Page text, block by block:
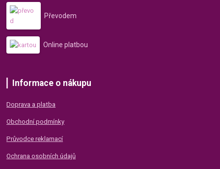
Převodem
Online platbou
Informace o nákupu
Doprava a platba
Obchodní podmínky
Průvodce reklamací
Ochrana osobních údajů